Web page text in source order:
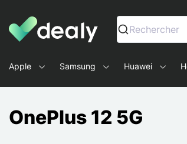
Dealy - Hüllen und Zubehör für
Rechercher
Apple Samsung Huawei
OnePlus 12 5G